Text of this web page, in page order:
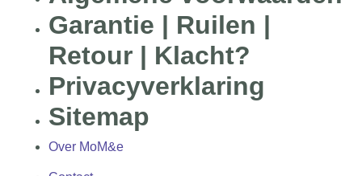
Garantie | Ruilen |
Retour | Klacht?
Privacyverklaring
Sitemap
Over MoM&e